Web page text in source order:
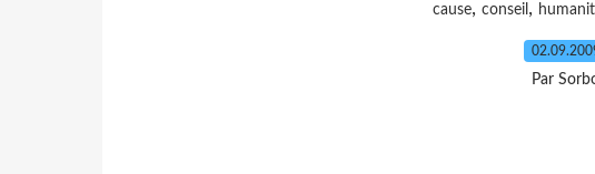
cause, conseil ,
Par